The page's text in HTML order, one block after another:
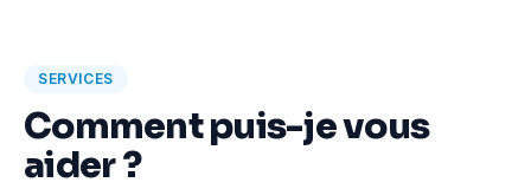
SERVICES
Comment puis-je vous
aider ?